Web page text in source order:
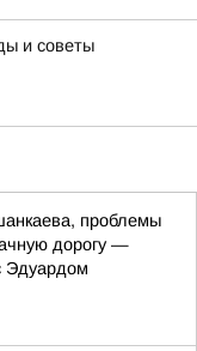
и советы
проблемы
дорогу —
Эдуардом